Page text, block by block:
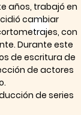
años, trabajó en
cambiar
con
Durante este
de escritura de
de actores
de series